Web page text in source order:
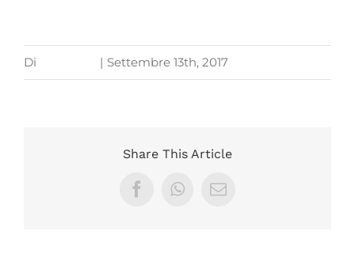
Di | Settembre 13th, 2017
Share This Article
FacebookWhatsApp
Email